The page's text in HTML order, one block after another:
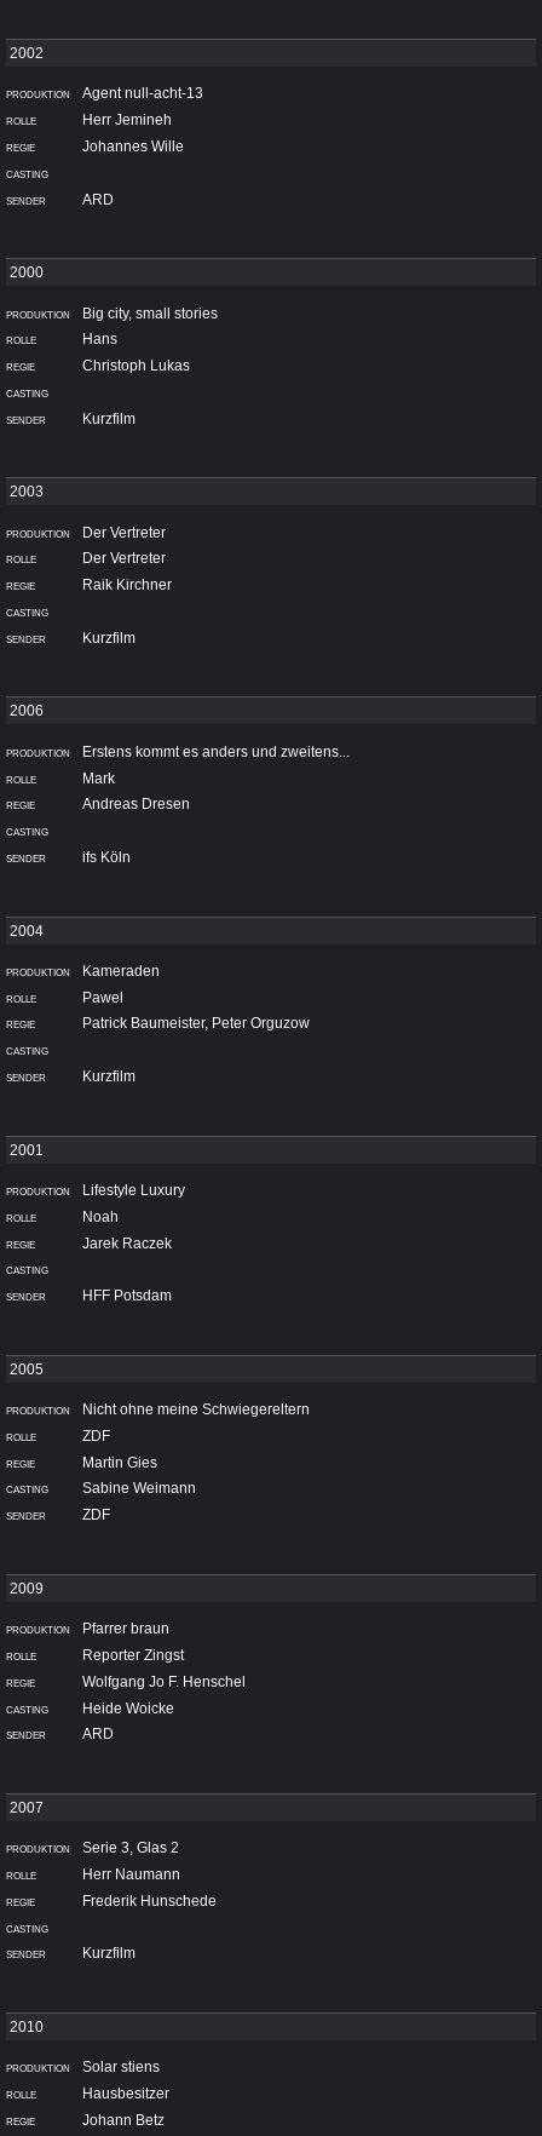
Agent null-acht-13
Herr Jemineh
Johannes Wille
ARD
Big city, small stories
Hans
Christoph Lukas
Kurzfilm
Der Vertreter
Der Vertreter
Raik Kirchner
Kurzfilm
Erstens kommt es anders und zweitens...
Mark
Andreas Dresen
ifs Köln
Kameraden
Pawel
Patrick Baumeister, Peter Orguzow
Kurzfilm
Lifestyle Luxury
Noah
Jarek Raczek
HFF Potsdam
Nicht ohne meine Schwiegereltern
ZDF
Martin Gies
Sabine Weimann
ZDF
Pfarrer braun
Reporter Zingst
Wolfgang Jo F. Henschel
Heide Woicke
ARD
Serie 3, Glas 2
Herr Naumann
Frederik Hunschede
Kurzfilm
Solar stiens
Hausbesitzer
Johann Betz